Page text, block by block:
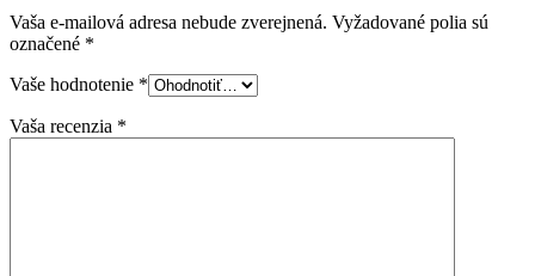
Vaša e-mailová adresa nebude zverejnená. Vyžadované polia sú
označené *
Vaše hodnotenie *
Vaša recenzia *